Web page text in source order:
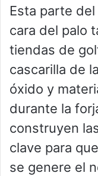
Esta parte
cara del palo
tiendas de
cascarilla de
óxido y
durante la
construyen
clave para
se genere el